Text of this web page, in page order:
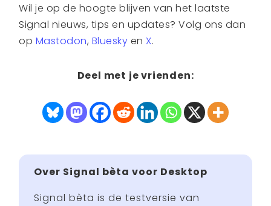
Wil je op de hoogte blijven van het laatste
Signal nieuws, tips en updates? Volg ons dan
op Mastodon, Bluesky en X.
Deel met je vrienden:
Over Signal bèta voor Desktop
Signal bèta is de testversie van